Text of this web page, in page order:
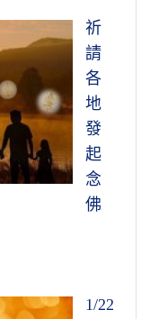
祈
請
各
地
發
起
念
佛
1/22